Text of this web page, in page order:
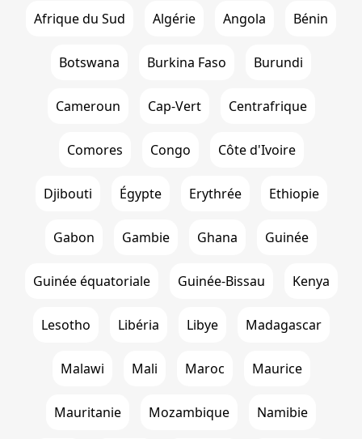
Afrique du Sud Algérie Angola Bénin
Botswana Burkina Faso Burundi
Cameroun Cap-Vert Centrafrique
Comores Congo Côte d'Ivoire
Djibouti Égypte Erythrée Ethiopie
Gabon Gambie Ghana Guinée
Guinée équatoriale Guinée-Bissau Kenya
Lesotho Libéria Libye Madagascar
Malawi Mali Maroc Maurice
Mauritanie Mozambique Namibie